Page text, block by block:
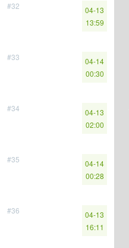
#32
04-13
13:59
#33
04-14
00:30
#34
04-13
02:00
#35
04-14
00:28
#36
04-13
16:11